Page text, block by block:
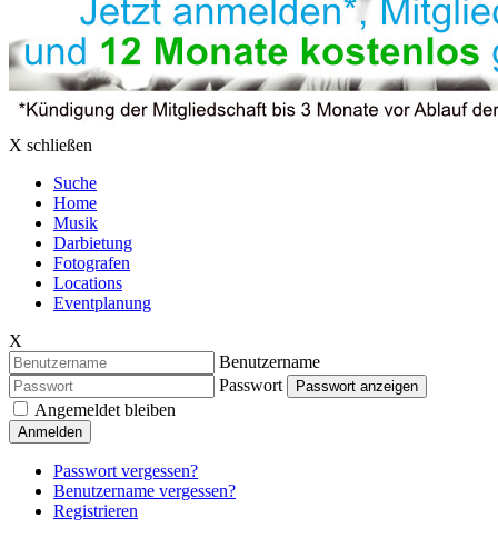
X schließen
Suche
Home
Musik
Darbietung
Fotografen
Locations
Eventplanung
X
Benutzername
Passwort
Passwort anzeigen
Angemeldet bleiben
Anmelden
Passwort vergessen?
Benutzername vergessen?
Registrieren